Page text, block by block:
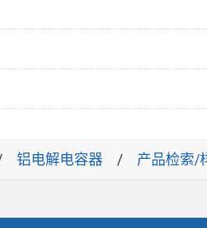
铝电解电容器 产品检索/